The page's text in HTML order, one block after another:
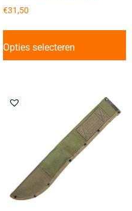
€31,50
Opties selecteren